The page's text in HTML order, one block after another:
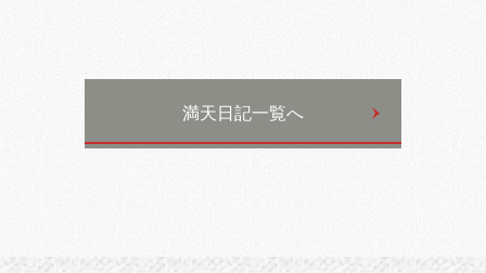
満天日記一覧へ